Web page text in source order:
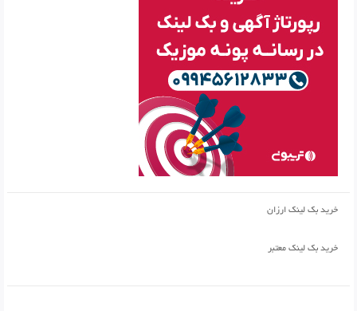
خرید بک لینک ارزان
خرید بک لینک معتبر